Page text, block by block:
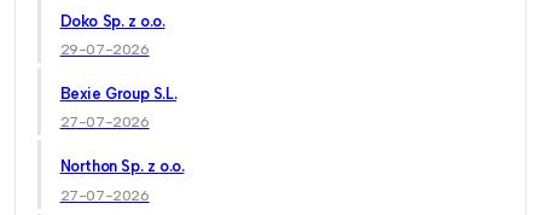
Doko Sp. z o.o.
29-07-2026
Bexie Group S.L.
27-07-2026
Northon Sp. z o.o.
27-07-2026